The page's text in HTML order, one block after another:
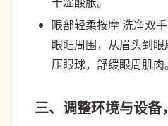
眼部轻柔按摩洗净双
眼眶周围，从眉头到
压眼球，舒缓眼周肌肉。
三、调整环境与设备